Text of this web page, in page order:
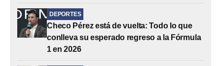
DEPORTES
Checo Pérez está de vuelta: Todo lo que
conlleva su esperado regreso a la Fórmula
1 en 2026